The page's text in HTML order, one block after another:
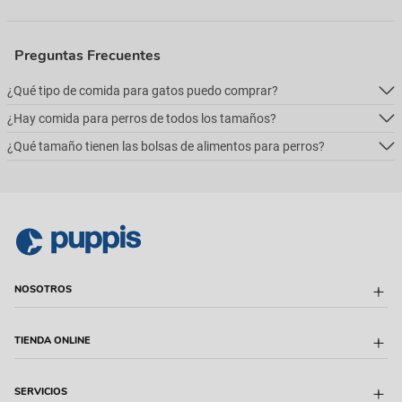
Preguntas Frecuentes
¿Qué tipo de comida para gatos puedo comprar?
Podés comprar online 5 tipos: alimento seco para perros, alimento
húmedo, alimento medicado, para necesidades especialesy alimentos
¿Hay comida para perros de todos los tamaños?
Podés comprar online 5 tipos: alimento seco para perros, alimento
¿Qué tamaño tienen las bolsas de alimentos para perros?
NOSOTROS
Puppis Argentina
TIENDA ONLINE
SERVICIOS